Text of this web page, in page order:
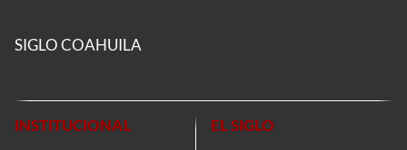
SIGLO COAHUILA
INSTITUCIONAL
EL SIGLO